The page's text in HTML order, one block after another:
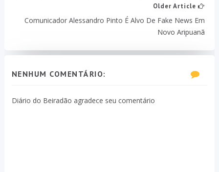
Older Article
Comunicador Alessandro Pinto É Alvo De Fake News Em
Novo Aripuanã
NENHUM COMENTÁRIO:
Diário do Beiradão agradece seu comentário